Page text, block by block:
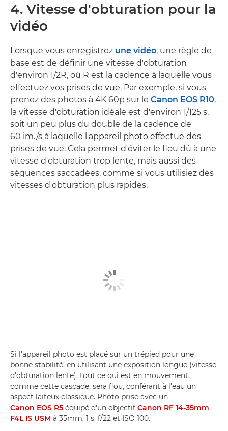
4. Vitesse d'obturation pour la
vidéo
Lorsque vous enregistrez une vidéo, une règle de
base est de définir une vitesse d'obturation
d'environ 1/2R, où R est la cadence à laquelle vous
effectuez vos prises de vue. Par exemple, si vous
prenez des photos à 4K 60p sur le Canon EOS R10,
la vitesse d'obturation idéale est d'environ 1/125 s,
soit un peu plus du double de la cadence de
60 im./s à laquelle l'appareil photo effectue des
prises de vue. Cela permet d'éviter le flou dû à une
vitesse d'obturation trop lente, mais aussi des
séquences saccadées, comme si vous utilisiez des
vitesses d'obturation plus rapides.
Si l'appareil photo est placé sur un trépied pour une
bonne stabilité, en utilisant une exposition longue (vitesse
d'obturation lente), tout ce qui est en mouvement,
comme cette cascade, sera flou, conférant à l'eau un
aspect laiteux classique. Photo prise avec un
Canon EOS R5 équipé d'un objectif Canon RF 14-35mm
F4L IS USM à 35mm, 1 s, f/22 et ISO 100.